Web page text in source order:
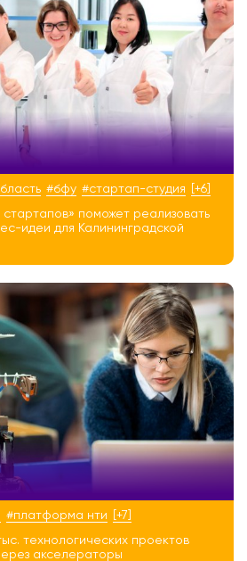
#бфу #стартап-студия
[+6]
стартапов» поможет реализовать
идеи для Калининградской
#платформа нти
[+7]
технологических проектов
акселераторы